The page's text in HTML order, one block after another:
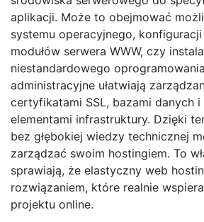
aplikacji. Może to obejmować
systemu operacyjnego,
modułów serwera WWW, czy
niestandardowego
administracyjne ułatwiają
certyfikatami SSL, bazami danych
elementami infrastruktury. Dzięki
bez głębokiej wiedzy technicznej
zarządzać swoim hostingiem. To
sprawiają, że elastyczny web
rozwiązaniem, które realnie
projektu online.